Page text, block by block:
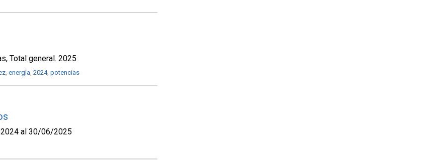
Total general. 2025
, energía, 2024, potencias
al 30/06/2025